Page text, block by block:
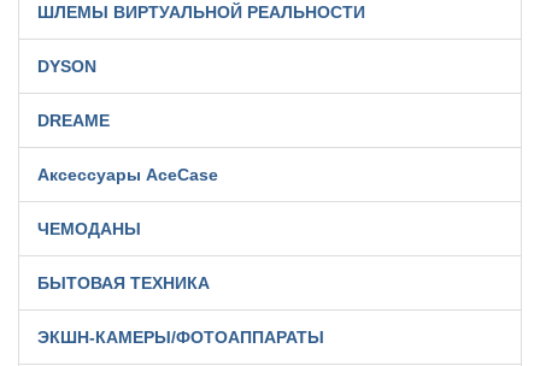
ШЛЕМЫ ВИРТУАЛЬНОЙ РЕАЛЬНОСТИ
DYSON
DREAME
Аксессуары AceCase
ЧЕМОДАНЫ
БЫТОВАЯ ТЕХНИКА
ЭКШН-КАМЕРЫ/ФОТОАППАРАТЫ